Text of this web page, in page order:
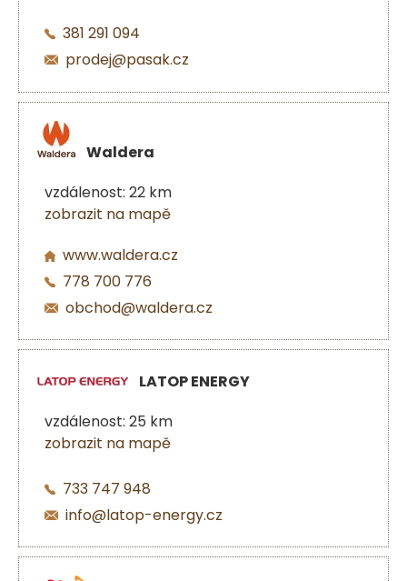
381 291 094
prodej@pasak.cz
Waldera
vzdálenost: 22 km
zobrazit na mapě
www.waldera.cz
778 700 776
obchod@waldera.cz
LATOP ENERGY
vzdálenost: 25 km
zobrazit na mapě
733 747 948
info@latop-energy.cz